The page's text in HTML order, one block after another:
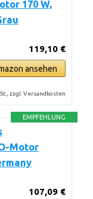
170 W,
119,10 €
ansehen
zzgl. Versandkosten
EMPFEHLUNG
Motor
107,09 €